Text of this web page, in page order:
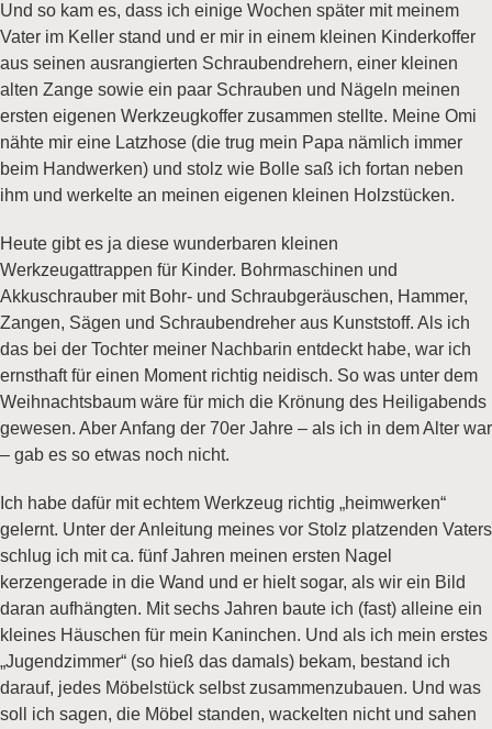
Und so kam es, dass ich einige Wochen später mit meinem
Vater im Keller stand und er mir in einem kleinen Kinderkoffer
aus seinen ausrangierten Schraubendrehern, einer kleinen
alten Zange sowie ein paar Schrauben und Nägeln meinen
ersten eigenen Werkzeugkoffer zusammen stellte. Meine Omi
nähte mir eine Latzhose (die trug mein Papa nämlich immer
beim Handwerken) und stolz wie Bolle saß ich fortan neben
ihm und werkelte an meinen eigenen kleinen Holzstücken.
Heute gibt es ja diese wunderbaren kleinen
Werkzeugattrappen für Kinder. Bohrmaschinen und
Akkuschrauber mit Bohr- und Schraubgeräuschen, Hammer,
Zangen, Sägen und Schraubendreher aus Kunststoff. Als ich
das bei der Tochter meiner Nachbarin entdeckt habe, war ich
ernsthaft für einen Moment richtig neidisch. So was unter dem
Weihnachtsbaum wäre für mich die Krönung des Heiligabends
gewesen. Aber Anfang der 70er Jahre – als ich in dem Alter war
– gab es so etwas noch nicht.
Ich habe dafür mit echtem Werkzeug richtig „heimwerken“
gelernt. Unter der Anleitung meines vor Stolz platzenden Vaters
schlug ich mit ca. fünf Jahren meinen ersten Nagel
kerzengerade in die Wand und er hielt sogar, als wir ein Bild
daran aufhängten. Mit sechs Jahren baute ich (fast) alleine ein
kleines Häuschen für mein Kaninchen. Und als ich mein erstes
„Jugendzimmer“ (so hieß das damals) bekam, bestand ich
darauf, jedes Möbelstück selbst zusammenzubauen. Und was
soll ich sagen, die Möbel standen, wackelten nicht und sahen